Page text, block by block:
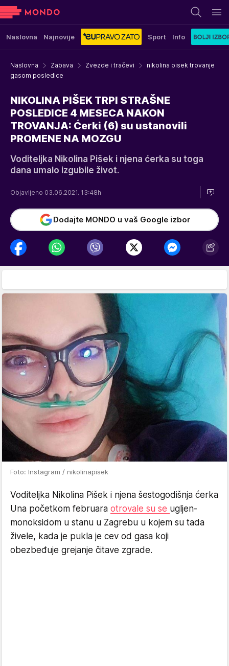
Naslovna Najnovije Sport Info
Naslovna Zabava Zvezde i tračevi
nikolina pisek trovanje
gasom posledice
NIKOLINA PIŠEK TRPI STRAŠNE
POSLEDICE 4 MESECA NAKON
TROVANJA: Ćerki (6) su ustanovili
PROMENE NA MOZGU
Voditeljka Nikolina Pišek i njena ćerka su toga
dana umalo izgubile život.
Objavljeno 03.06.2021. 13:48h
Dodajte MONDO u vaš Google izbor
Foto: Instagram / nikolinapisek
Voditeljka Nikolina Pišek i njena šestogodišnja ćerka
Una početkom februara otrovale su se ugljen-
monoksidom u stanu u Zagrebu u kojem su tada
živele, kada je pukla je cev od gasa koji
obezbeđuje grejanje čitave zgrade.